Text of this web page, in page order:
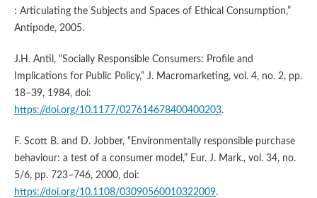
: Articulating the Subjects and Spaces of Ethical Consumption,”
Antipode, 2005.
J.H. Antil, “Socially Responsible Consumers: Profile and
Implications for Public Policy,” J. Macromarketing, vol. 4, no. 2, pp.
18–39, 1984, doi:
https://doi.org/10.1177/027614678400400203.
F. Scott B. and D. Jobber, “Environmentally responsible purchase
behaviour: a test of a consumer model,” Eur. J. Mark., vol. 34, no.
5/6, pp. 723–746, 2000, doi:
https://doi.org/10.1108/03090560010322009.